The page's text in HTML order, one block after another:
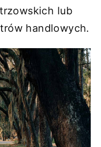
lub
handlowych.